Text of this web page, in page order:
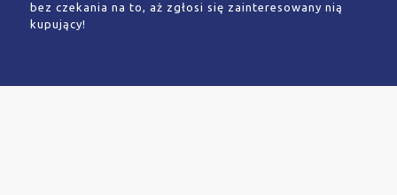
bez czekania na to, aż zgłosi się zainteresowany nią
kupujący!